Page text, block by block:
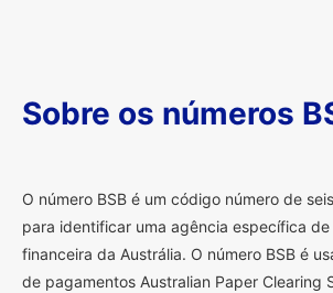
Sobre os números
O número BSB é um código número de
para identificar uma agência específica
financeira da Austrália. O número BSB é
de pagamentos Australian Paper Clearing